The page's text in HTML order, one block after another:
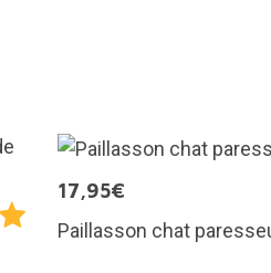
17,95€
Paillasson chat